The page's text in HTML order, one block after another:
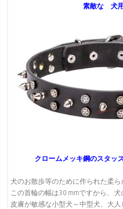
素敵な 犬
クロームメッキ鋼のスタッ
犬のお散歩等のために作られた柔ら
この首輪の幅は30 mmですから、犬
皮膚が敏感な小型犬～中型犬、大